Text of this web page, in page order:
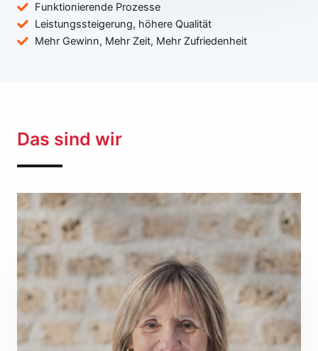
Funktionierende Prozesse
Leistungssteigerung, höhere Qualität
Mehr Gewinn, Mehr Zeit, Mehr Zufriedenheit
Das sind wir